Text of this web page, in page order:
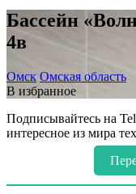
Бассейн
4в
Омск Омская область
В избранное
Подписывайтесь на
интересное из мира